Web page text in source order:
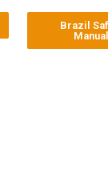
Brazil
Manual